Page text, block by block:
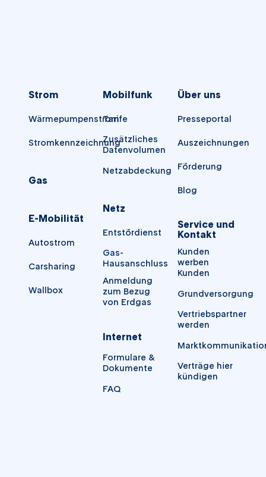
Strom
Wärmepumpenstrom
Stromkennzeichnung
Gas
E-Mobilität
Autostrom
Carsharing
Wallbox
Mobilfunk
Tarife
Zusätzliches
Datenvolumen
Netzabdeckung
Netz
Entstördienst
Gas-
Hausanschluss
Anmeldung
zum Bezug
von Erdgas
Internet
Formulare &
Dokumente
FAQ
Über uns
Presseportal
Auszeichnungen
Förderung
Blog
Service und
Kontakt
Kunden
werben
Kunden
Grundversorgung
Vertriebspartner
werden
Verträge hier
kündigen